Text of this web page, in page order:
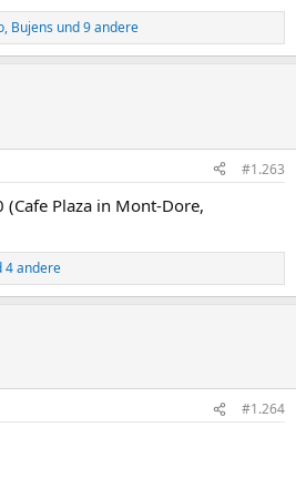
, Bujens und 9 andere
#1.263
Plaza in Mont-Dore,
4 andere
#1.264